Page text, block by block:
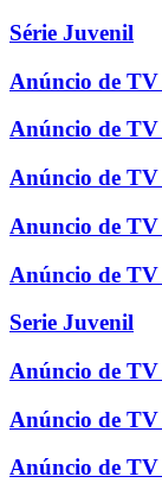
Série Juvenil
Anúncio de
Anúncio de TV
Anúncio de
Anuncio de
Anúncio de
Serie Juvenil
Anúncio de
Anúncio de
Anúncio de TV